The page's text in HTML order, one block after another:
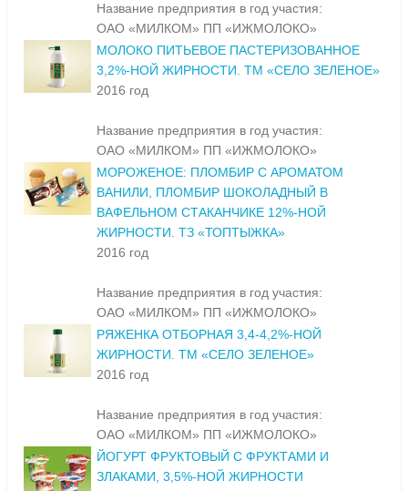
Название предприятия в год участия:
ОАО «МИЛКОМ» ПП «ИЖМОЛОКО»
МОЛОКО ПИТЬЕВОЕ ПАСТЕРИЗОВАННОЕ
3,2%-НОЙ ЖИРНОСТИ. ТМ «СЕЛО ЗЕЛЕНОЕ»
2016 год
Название предприятия в год участия:
ОАО «МИЛКОМ» ПП «ИЖМОЛОКО»
МОРОЖЕНОЕ: ПЛОМБИР С АРОМАТОМ
ВАНИЛИ, ПЛОМБИР ШОКОЛАДНЫЙ В
ВАФЕЛЬНОМ СТАКАНЧИКЕ 12%-НОЙ
ЖИРНОСТИ. ТЗ «ТОПТЫЖКА»
2016 год
Название предприятия в год участия:
ОАО «МИЛКОМ» ПП «ИЖМОЛОКО»
РЯЖЕНКА ОТБОРНАЯ 3,4-4,2%-НОЙ
ЖИРНОСТИ. ТМ «СЕЛО ЗЕЛЕНОЕ»
2016 год
Название предприятия в год участия:
ОАО «МИЛКОМ» ПП «ИЖМОЛОКО»
ЙОГУРТ ФРУКТОВЫЙ С ФРУКТАМИ И
ЗЛАКАМИ, 3,5%-НОЙ ЖИРНОСТИ